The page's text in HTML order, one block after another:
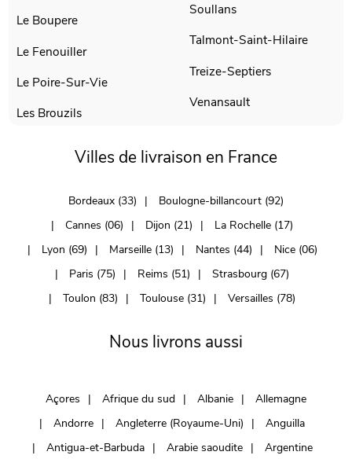
Le Boupere
Le Fenouiller
Le Poire-Sur-Vie
Les Brouzils
Soullans
Talmont-Saint-Hilaire
Treize-Septiers
Venansault
Villes de livraison en France
Bordeaux (33)
Boulogne-billancourt (92)
Cannes (06)
Dijon (21)
La Rochelle (17)
Lyon (69)
Marseille (13) Nantes (44)
Nice (06)
Paris (75)
Reims (51)
Strasbourg (67)
Toulon (83)
Toulouse (31) Versailles (78)
Nous livrons aussi
Açores Afrique du sud Albanie
Allemagne
Andorre
Angleterre (Royaume-Uni)
Anguilla
Antigua-et-Barbuda
Arabie saoudite
Argentine